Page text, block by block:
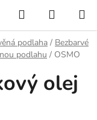
Hledat
KOŠÍK
podlaha / Bezbarvé
podlahu / OSMO
olej